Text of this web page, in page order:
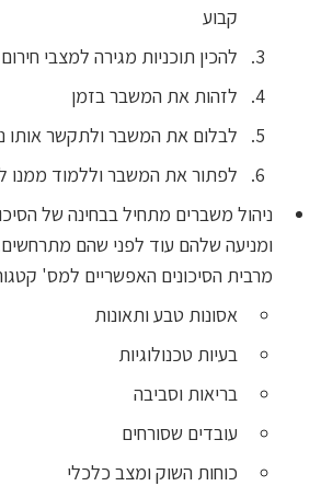
קבוע
להכין תוכניות מגירה למצבי חירום
לזהות את המשבר בזמן
לבלום את המשבר ולתקשר אותו
לפתור את המשבר וללמוד ממנו
ניהול משברים מתחיל בבחינה של
ומניעה שלהם עוד לפני שהם
מרבית הסיכונים האפשריים למס'
אסונות טבע ותאונות
בעיות טכנולוגיות
בריאות וסביבה
עובדים שסורחים
כוחות השוק ומצב כלכלי